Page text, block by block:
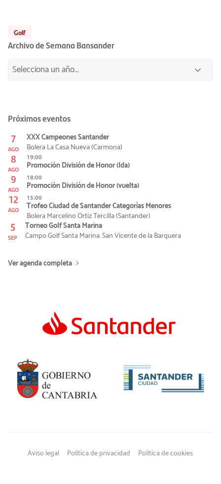
Golf
Archivo de Semana Bansander
Próximos eventos
7
AGO
XXX Campeones Santander
Bolera La Casa Nueva (Carmona)
8
AGO
19:00
Promoción División de Honor (Ida)
9
AGO
18:00
Promoción División de Honor (vuelta)
12
AGO
15:00
Trofeo Ciudad de Santander Categorías Menores
Bolera Marcelino Ortiz Tercilla (Santander)
5
SEP
Torneo Golf Santa Marina
Campo Golf Santa Marina. San Vicente de la Barquera
Ver agenda completa
Aviso legal Política de privacidad Política de cookies